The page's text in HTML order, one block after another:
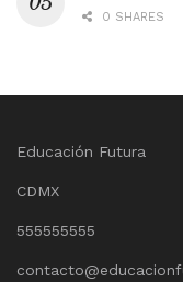
0 SHARES
Educación Futura
CDMX
555555555